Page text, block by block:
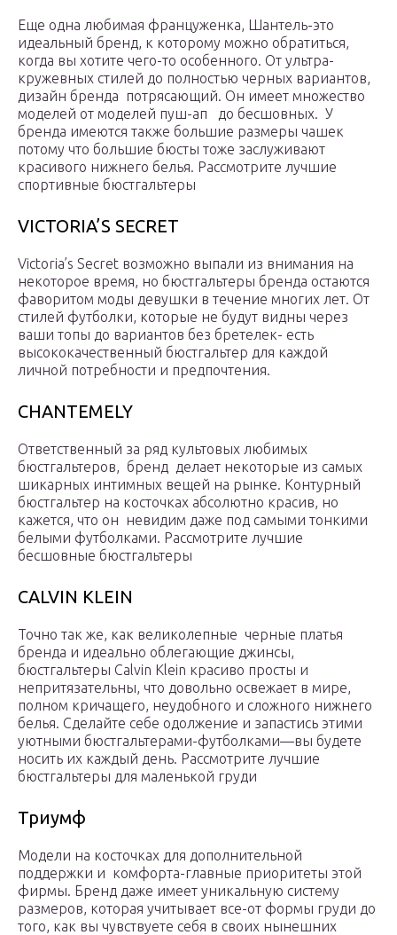
Еще одна любимая француженка, Шантель-это
идеальный бренд, к которому можно обратиться,
когда вы хотите чего-то особенного. От ультра-
кружевных стилей до полностью черных вариантов,
дизайн бренда потрясающий. Он имеет множество
моделей от моделей пуш-ап до бесшовных. У
бренда имеются также большие размеры чашек
потому что большие бюсты тоже заслуживают
красивого нижнего белья. Рассмотрите лучшие
спортивные бюстгальтеры
VICTORIA’S SECRET
Victoria’s Secret возможно выпали из внимания на
некоторое время, но бюстгальтеры бренда остаются
фаворитом моды девушки в течение многих лет. От
стилей футболки, которые не будут видны через
ваши топы до вариантов без бретелек- есть
высококачественный бюстгальтер для каждой
личной потребности и предпочтения.
CHANTEMELY
Ответственный за ряд культовых любимых
бюстгальтеров, бренд делает некоторые из самых
шикарных интимных вещей на рынке. Контурный
бюстгальтер на косточках абсолютно красив, но
кажется, что он невидим даже под самыми тонкими
белыми футболками. Рассмотрите лучшие
бесшовные бюстгальтеры
CALVIN KLEIN
Точно так же, как великолепные черные платья
бренда и идеально облегающие джинсы,
бюстгальтеры Calvin Klein красиво просты и
непритязательны, что довольно освежает в мире,
полном кричащего, неудобного и сложного нижнего
белья. Сделайте себе одолжение и запастись этими
уютными бюстгальтерами-футболками—вы будете
носить их каждый день. Рассмотрите лучшие
бюстгальтеры для маленькой груди
Триумф
Модели на косточках для дополнительной
поддержки и комфорта-главные приоритеты этой
фирмы. Бренд даже имеет уникальную систему
размеров, которая учитывает все-от формы груди до
того, как вы чувствуете себя в своих нынешних